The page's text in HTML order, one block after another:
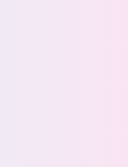
music
en apple
en